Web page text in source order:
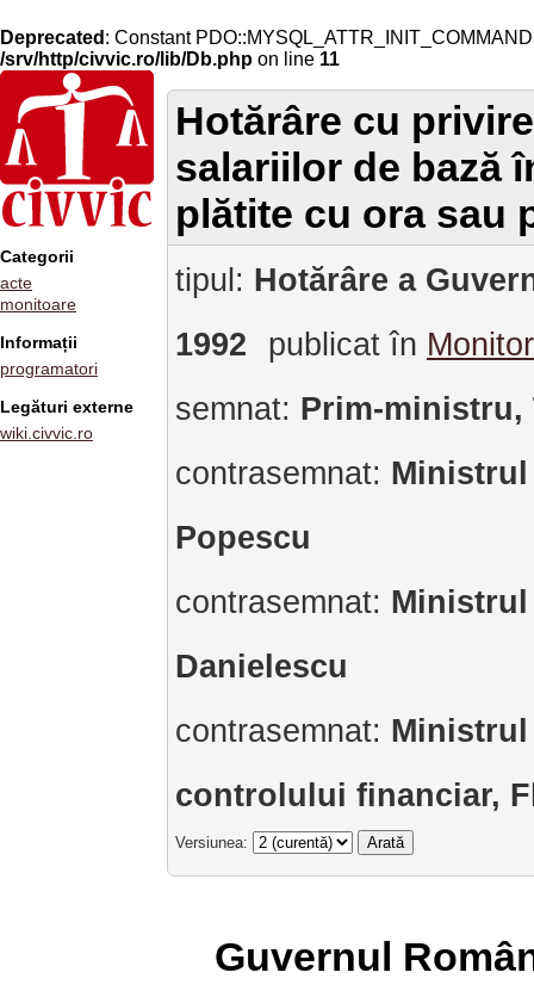
Deprecated : Constant
/srv/http/civvic.ro/lib/Db.php on line 11
Categorii
acte
monitoare
Informații
programatori
Legături externe
wiki.civvic.ro
Hotărâre cu
salariilor de bază
plătite cu ora sau
tipul: Hotărâre a
1992
publicat în
semnat: Prim-ministru,
contrasemnat:
Popescu
contrasemnat:
Danielescu
contrasemnat:
controlului financiar,
Versiunea:
Guvernul